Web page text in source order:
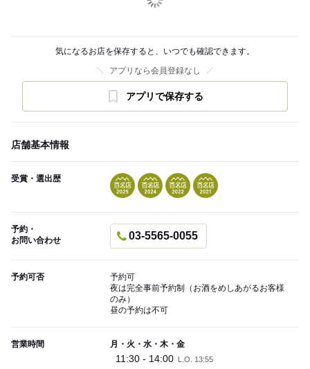
気になるお店を保存すると、いつでも確認できます。
アプリなら会員登録なし
アプリで保存する
店舗基本情報
受賞・選出歴
予約・
お問い合わせ
03-5565-0055
予約可否
予約可
夜は完全事前予約制（お酒をめしあがるお客様
のみ）
昼の予約は不可
営業時間 月・火・水・木・金
11:30 - 14:00 L.O. 13:55